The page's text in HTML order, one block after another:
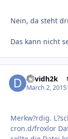
Nein, da steht
Das kann nicht
davidh2k
March 2, 2015
Merkw?rdig.
cron.d/froxlor